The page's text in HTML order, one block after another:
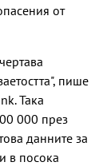
от
пише
Така
000 през
данните за
в посока